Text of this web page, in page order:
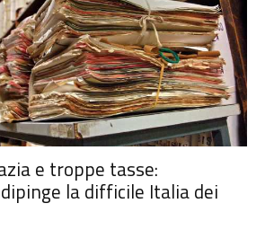
e troppe tasse:
la difficile Italia dei